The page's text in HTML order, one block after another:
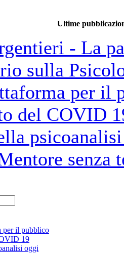
Ultime
- La
sulla
per il
del COVID
senza
per il pubblico
19
oggi